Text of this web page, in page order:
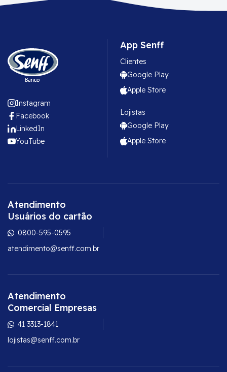
App Senff
Clientes
Google Play
Apple Store
Lojistas
Google Play
Apple Store
Instagram
Facebook
LinkedIn
YouTube
Atendimento
Usuários do cartão
0800-595-0595
atendimento@senff.com.br
Atendimento
Comercial Empresas
41 3313-1841
lojistas@senff.com.br